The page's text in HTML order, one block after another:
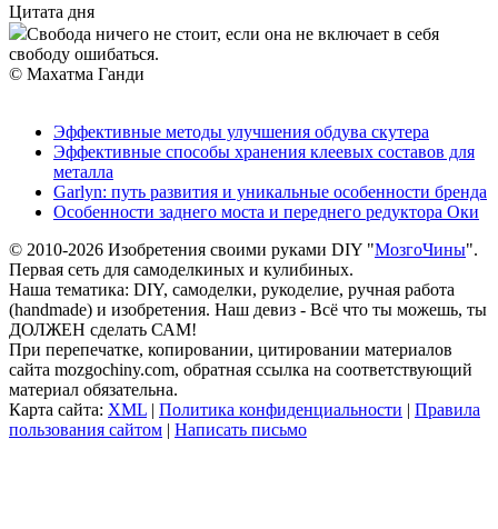
Цитата дня
Свобода ничего не стоит, если она не включает в себя
свободу ошибаться.
© Махатма Ганди
Эффективные методы улучшения обдува скутера
Эффективные способы хранения клеевых составов для
металла
Garlyn: путь развития и уникальные особенности бренда
Особенности заднего моста и переднего редуктора Оки
© 2010-2026 Изобретения своими руками DIY "МозгоЧины".
Первая сеть для самоделкиных и кулибиных.
Наша тематика: DIY, самоделки, рукоделие, ручная работа
(handmade) и изобретения. Наш девиз - Всё что ты можешь, ты
ДОЛЖЕН сделать САМ!
При перепечатке, копировании, цитировании материалов
сайта mozgochiny.com, обратная ссылка на соответствующий
материал обязательна.
Карта сайта: XML | Политика конфиденциальности | Правила
пользования сайтом | Написать письмо